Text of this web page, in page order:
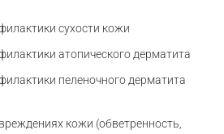
сухости кожи
атопического дерматита
пеленочного дерматита
кожи (обветренность,